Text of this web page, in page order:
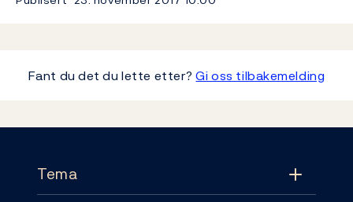
Fant du det du lette etter?Gi oss tilbakemelding
Tema